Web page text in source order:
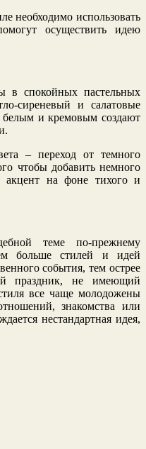
необходимо использовать
осуществить идею
в спокойных пастельных
сиреневый и салатовые
белым и кремовым создают
– переход от темного
чтобы добавить немного
акцент на фоне тихого и
теме по-прежнему
больше стилей и идей
события, тем острее
праздник, не имеющий
все чаще молодожены
знакомства или
нестандартная идея,